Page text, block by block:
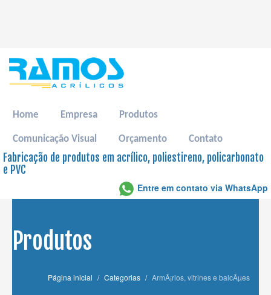
Home Empresa Produtos
Comunicação Visual Orçamento Contato
Fabricação de produtos em acrílico, poliestireno, policarbonato
e PVC
Entre em contato via WhatsApp
Produtos
Página inicial / Categorias / ArmÃ¡rios, vitrines e balcÃµes